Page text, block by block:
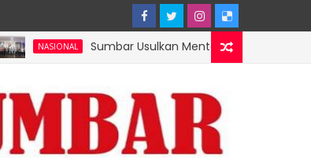
Sumbar Usulkan Mentawai Jadi Kawasan Tambak